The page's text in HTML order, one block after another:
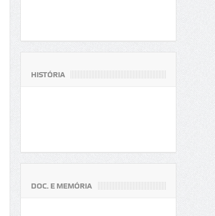
HISTÓRIA
DOC. E MEMÓRIA